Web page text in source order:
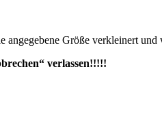
angegebene Größe verkleinert
verlassen!!!!!